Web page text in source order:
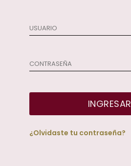
INGRESAR
¿Olvidaste tu contraseña?